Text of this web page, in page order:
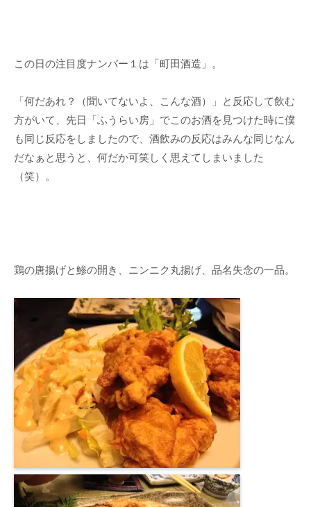
この日の注目度ナンバー１は「町田酒造」。
「何だあれ？（聞いてないよ、こんな酒）」と反応して飲む
方がいて、先日「ふうらい房」でこのお酒を見つけた時に僕
も同じ反応をしましたので、酒飲みの反応はみんな同じなん
だなぁと思うと、何だか可笑しく思えてしまいました
（笑）。
鶏の唐揚げと鯵の開き、ニンニク丸揚げ、品名失念の一品。